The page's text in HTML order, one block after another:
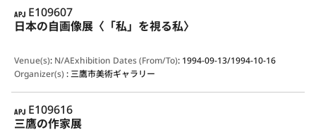
APJ
E109607
日本の自画像展〈「私」を視る私〉
Venue(s): N/AExhibition Dates (From/To): 1994-09-13/1994-10-16
Organizer(s):三鷹市美術ギャラリー
APJ
E109616
三鷹の作家展